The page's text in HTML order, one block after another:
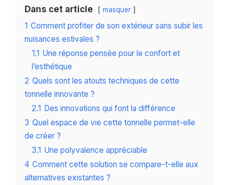
Dans cet article masquer
1 Comment profiter de son extérieur sans subir les
nuisances estivales ?
1.1 Une réponse pensée pour le confort et
l’esthétique
2 Quels sont les atouts techniques de cette
tonnelle innovante ?
2.1 Des innovations qui font la différence
3 Quel espace de vie cette tonnelle permet-elle
de créer ?
3.1 Une polyvalence appréciable
4 Comment cette solution se compare-t-elle aux
alternatives existantes ?